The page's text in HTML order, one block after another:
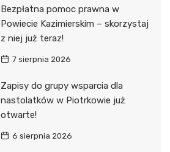
Bezpłatna pomoc prawna w
Powiecie Kazimierskim – skorzystaj
z niej już teraz!
7 sierpnia 2026
Zapisy do grupy wsparcia dla
nastolatków w Piotrkowie już
otwarte!
6 sierpnia 2026